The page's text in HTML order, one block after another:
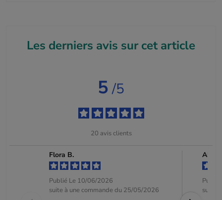
Les derniers avis sur cet article
5 /5
20 avis clients
Flora B.
Publié Le 10/06/2026
suite à une commande du 25/05/2026
Alice
suite